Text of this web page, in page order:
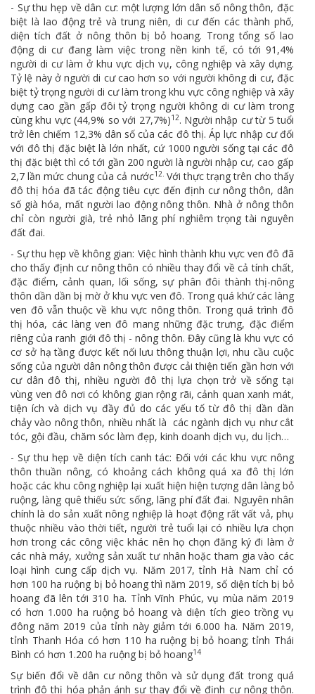
- Sự thu hẹp về dân cư: một lượng lớn dân số nông thôn, đặc
biệt là lao động trẻ và trung niên, di cư đến các thành phố,
diện tích đất ở nông thôn bị bỏ hoang. Trong tổng số lao
động di cư đang làm việc trong nền kinh tế, có tới 91,4%
người di cư làm ở khu vực dịch vụ, công nghiệp và xây dựng.
Tỷ lệ này ở người di cư cao hơn so với người không di cư, đặc
biệt tỷ trọng người di cư làm trong khu vực công nghiệp và xây
dựng cao gần gấp đôi tỷ trọng người không di cư làm trong
cùng khu vực (44,9% so với 27,7%)12. Người nhập cư từ 5 tuổi
trở lên chiếm 12,3% dân số của các đô thị. Áp lực nhập cư đối
với đô thị đặc biệt là lớn nhất, cứ 1000 người sống tại các đô
thị đặc biệt thì có tới gần 200 người là người nhập cư, cao gấp
2,7 lần mức chung của cả nước12. Với thực trạng trên cho thấy
đô thị hóa đã tác động tiêu cực đến định cư nông thôn, dân
số già hóa, mất người lao động nông thôn. Nhà ở nông thôn
chỉ còn người già, trẻ nhỏ lãng phí nghiêm trọng tài nguyên
đất đai.
- Sự thu hẹp về không gian: Việc hình thành khu vực ven đô đã
cho thấy định cư nông thôn có nhiều thay đổi về cả tính chất,
đặc điểm, cảnh quan, lối sống, sự phân đôi thành thị-nông
thôn dần dần bị mờ ở khu vực ven đô. Trong quá khứ các làng
ven đô vẫn thuộc về khu vực nông thôn. Trong quá trình đô
thị hóa, các làng ven đô mang những đặc trưng, đặc điểm
riêng của ranh giới đô thị - nông thôn. Đây cũng là khu vực có
cơ sở hạ tầng được kết nối lưu thông thuận lợi, nhu cầu cuộc
sống của người dân nông thôn được cải thiện tiến gần hơn với
cư dân đô thị, nhiều người đô thị lựa chọn trở về sống tại
vùng ven đô nơi có không gian rộng rãi, cảnh quan xanh mát,
tiện ích và dịch vụ đầy đủ do các yếu tố từ đô thị dần dần
chảy vào nông thôn, nhiều nhất là các ngành dịch vụ như cắt
tóc, gội đầu, chăm sóc làm đẹp, kinh doanh dịch vụ, du lịch…
- Sự thu hẹp về diện tích canh tác: Đối với các khu vực nông
thôn thuần nông, có khoảng cách không quá xa đô thị lớn
hoặc các khu công nghiệp lại xuất hiện hiện tượng dân làng bỏ
ruộng, làng quê thiếu sức sống, lãng phí đất đai. Nguyên nhân
chính là do sản xuất nông nghiệp là hoạt động rất vất vả, phụ
thuộc nhiều vào thời tiết, người trẻ tuổi lại có nhiều lựa chọn
hơn trong các công việc khác nên họ chọn đăng ký đi làm ở
các nhà máy, xưởng sản xuất tư nhân hoặc tham gia vào các
loại hình cung cấp dịch vụ. Năm 2017, tỉnh Hà Nam chỉ có
hơn 100 ha ruộng bị bỏ hoang thì năm 2019, số diện tích bị bỏ
hoang đã lên tới 310 ha. Tỉnh Vĩnh Phúc, vụ mùa năm 2019
có hơn 1.000 ha ruộng bỏ hoang và diện tích gieo trồng vụ
đông năm 2019 của tỉnh này giảm tới 6.000 ha. Năm 2019,
tỉnh Thanh Hóa có hơn 110 ha ruộng bị bỏ hoang; tỉnh Thái
Bình có hơn 1.200 ha ruộng bị bỏ hoang14
Sự biến đổi về dân cư nông thôn và sử dụng đất trong quá
trình đô thị hóa phản ánh sự thay đổi về định cư nông thôn.